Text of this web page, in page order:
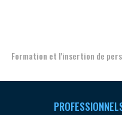
Formation et l'insertion de